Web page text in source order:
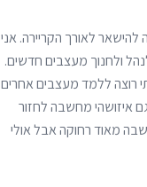
לאורך הקריירה. אני
לנהל ולחנוך מעצבים חדשים.
רוצה ללמד מעצבים אחרים
איזושהי מחשבה לחזור
מאוד רחוקה אבל אולי